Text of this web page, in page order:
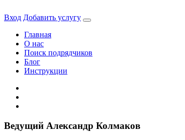
Вход Добавить услугу
Главная
О нас
Поиск подрядчиков
Блог
Инструкции
Ведущий Александр Колмаков